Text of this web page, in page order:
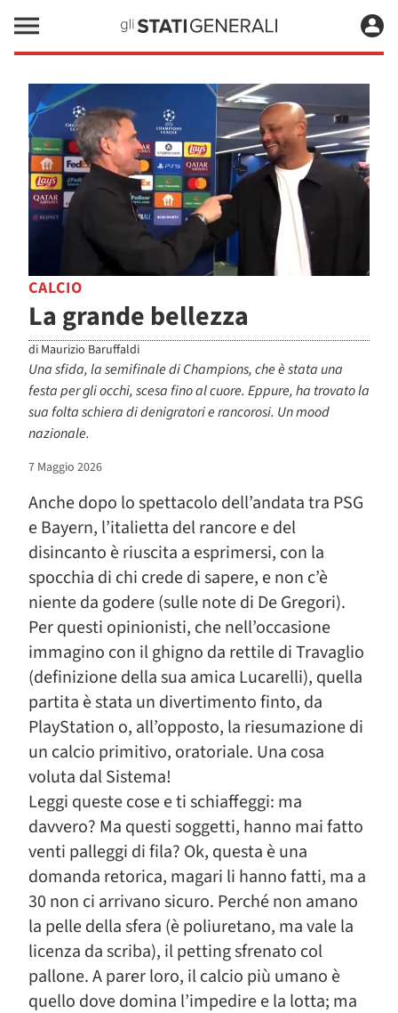
CALCIO
La grande bellezza
di Maurizio Baruffaldi
Una sfida, la semifinale di Champions, che è stata una
festa per gli occhi, scesa fino al cuore. Eppure, ha trovato la
sua folta schiera di denigratori e rancorosi. Un mood
nazionale.
7 Maggio 2026
Anche dopo lo spettacolo dell’andata tra PSG
e Bayern, l’italietta del rancore e del
disincanto è riuscita a esprimersi, con la
spocchia di chi crede di sapere, e non c’è
niente da godere (sulle note di De Gregori).
Per questi opinionisti, che nell’occasione
immagino con il ghigno da rettile di Travaglio
(definizione della sua amica Lucarelli), quella
partita è stata un divertimento finto, da
PlayStation o, all’opposto, la riesumazione di
un calcio primitivo, oratoriale. Una cosa
voluta dal Sistema!
Leggi queste cose e ti schiaffeggi: ma
davvero? Ma questi soggetti, hanno mai fatto
venti palleggi di fila? Ok, questa è una
domanda retorica, magari li hanno fatti, ma a
30 non ci arrivano sicuro. Perché non amano
la pelle della sfera (è poliuretano, ma vale la
licenza da scriba), il petting sfrenato col
pallone. A parer loro, il calcio più umano è
quello dove domina l’impedire e la lotta; ma